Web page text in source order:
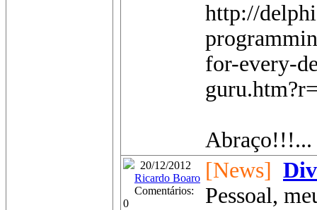
http://
for-every-
Abraço!!!...
20/12/2012
Ricardo Boaro
Comentários:
0
[News]
Pessoal,